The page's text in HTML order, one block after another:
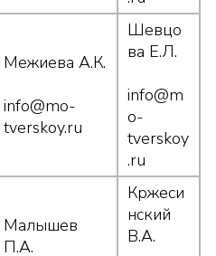
Межиева А.К.
info@mo-
tverskoy.ru
Шевцо
ва Е.Л.
info@m
o-
tverskoy
.ru
Малышев
П.А.
Кржеси
нский
В.А.